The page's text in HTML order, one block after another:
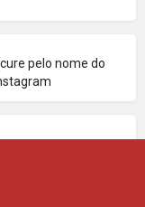
pelo nome do